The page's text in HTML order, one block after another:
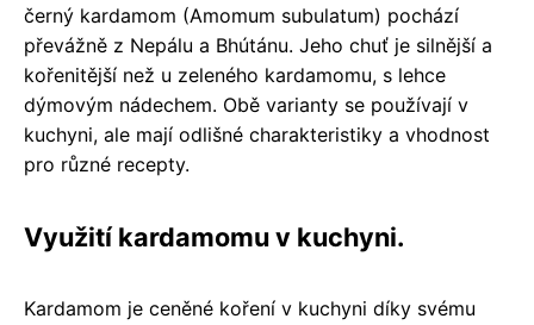
černý kardamom (Amomum subulatum) pochází
převážně z Nepálu a Bhútánu. Jeho chuť je silnější a
kořenitější než u zeleného kardamomu, s lehce
dýmovým nádechem. Obě varianty se používají v
kuchyni, ale mají odlišné charakteristiky a vhodnost
pro různé recepty.
Využití kardamomu v kuchyni.
Kardamom je ceněné koření v kuchyni díky svému